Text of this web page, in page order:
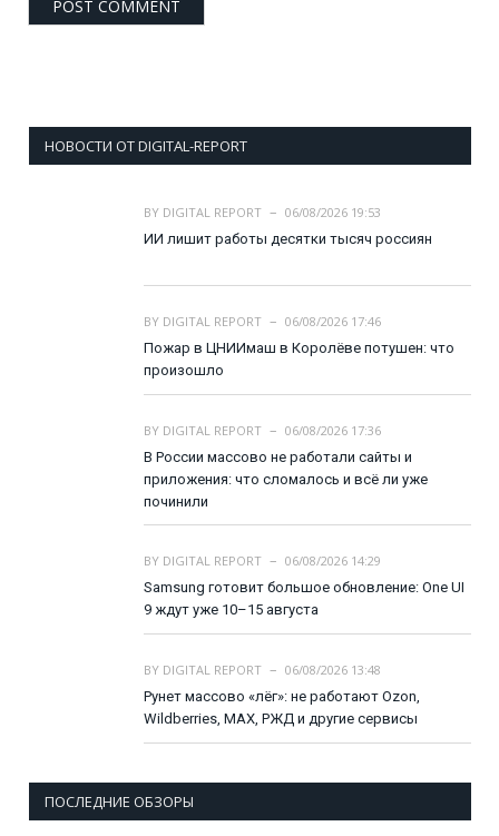
НОВОСТИ ОТ DIGITAL-REPORT
BY DIGITAL REPORT
06/08/2026 19:53
ИИ лишит работы десятки тысяч россиян
BY DIGITAL REPORT
06/08/2026 17:46
Пожар в ЦНИИмаш в Королёве потушен: что
произошло
BY DIGITAL REPORT
06/08/2026 17:36
В России массово не работали сайты и
приложения: что сломалось и всё ли уже
починили
BY DIGITAL REPORT
06/08/2026 14:29
Samsung готовит большое обновление: One UI
9 ждут уже 10–15 августа
BY DIGITAL REPORT
06/08/2026 13:48
Рунет массово «лёг»: не работают Ozon,
Wildberries, MAX, РЖД и другие сервисы
ПОСЛЕДНИЕ ОБЗОРЫ